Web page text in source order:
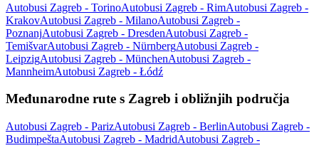
Autobusi Zagreb - TorinoAutobusi Zagreb - RimAutobusi Zagreb -
KrakovAutobusi Zagreb - MilanoAutobusi Zagreb -
PoznanjAutobusi Zagreb - DresdenAutobusi Zagreb -
TemišvarAutobusi Zagreb - NürnbergAutobusi Zagreb -
LeipzigAutobusi Zagreb - MünchenAutobusi Zagreb -
MannheimAutobusi Zagreb - Łódź
Međunarodne rute s Zagreb i obližnjih područja
Autobusi Zagreb - ParizAutobusi Zagreb - BerlinAutobusi Zagreb -
BudimpeštaAutobusi Zagreb - MadridAutobusi Zagreb -